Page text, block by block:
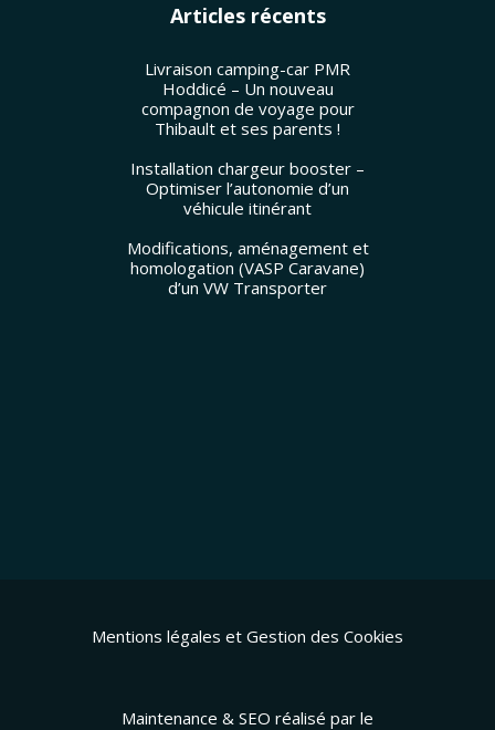
Articles récents
Livraison camping-car PMR
Hoddicé – Un nouveau
compagnon de voyage pour
Thibault et ses parents !
Installation chargeur booster –
Optimiser l’autonomie d’un
véhicule itinérant
Modifications, aménagement et
homologation (VASP Caravane)
d’un VW Transporter
Mentions légales et Gestion des Cookies
Maintenance & SEO réalisé par le